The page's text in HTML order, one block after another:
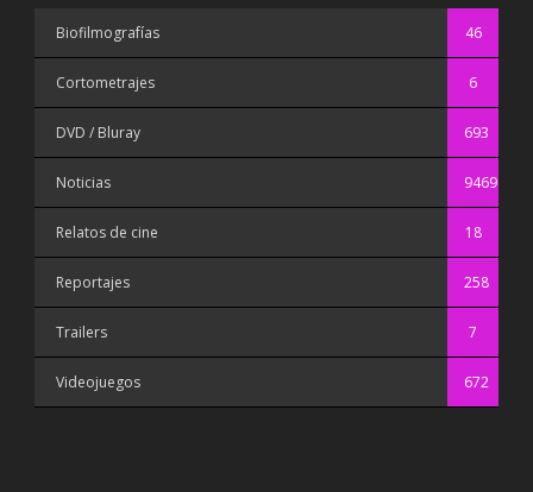
Biofilmografías 46
Cortometrajes 6
DVD / Bluray 693
Noticias 9469
Relatos de cine 18
Reportajes 258
Trailers 7
Videojuegos 672